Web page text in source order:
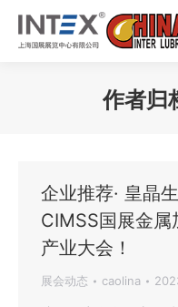
作者归
企业推荐· 皇晶
CIMSS国展金
产业大会！
展会动态 caolina